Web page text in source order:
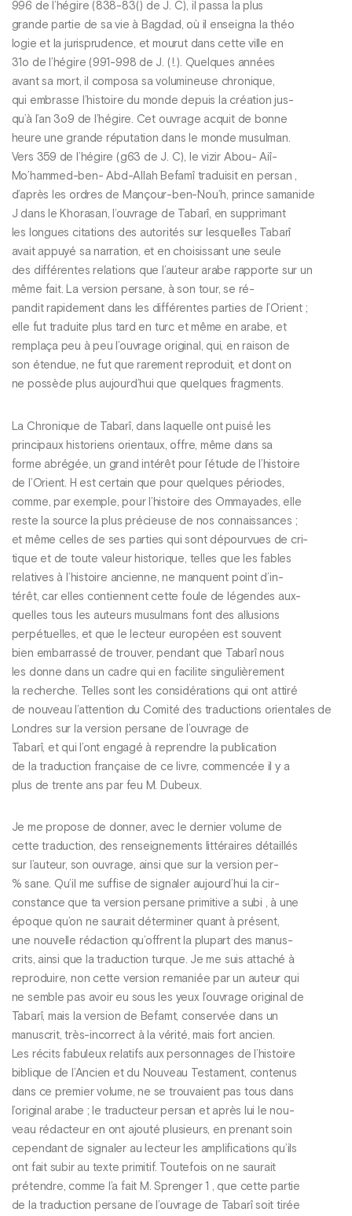
996 de l’hégire (838-83() de J. C), il passa la plus
grande partie de sa vie à Bagdad, où il enseigna la théo
logie et la jurisprudence, et mourut dans cette ville en
31o de l’hégire (991-998 de J. (!.). Quelques années
avant sa mort, il composa sa volumineuse chronique,
qui embrasse l’histoire du monde depuis la création jus-
qu’à l’an 3o9 de l’hégire. Cet ouvrage acquit de bonne
heure une grande réputation dans le monde musulman.
Vers 359 de l’hégire (g63 de J. C), le vizir Abou- Aiî-
Mo’hammed-ben- Abd-Allah Befamî traduisit en persan ,
d’après les ordres de Mançour-ben-Nou’h, prince samanide
J dans le Khorasan, l’ouvrage de Tabarî, en supprimant
les longues citations des autorités sur lesquelles Tabarî
avait appuyé sa narration, et en choisissant une seule
des différentes relations que l’auteur arabe rapporte sur un
même fait. La version persane, à son tour, se ré-
pandit rapidement dans les différentes parties de l’Orient ;
elle fut traduite plus tard en turc et même en arabe, et
remplaça peu à peu l’ouvrage original, qui, en raison de
son étendue, ne fut que rarement reproduit, et dont on
ne possède plus aujourd’hui que quelques fragments.
La Chronique de Tabarî, dans laquelle ont puisé les
principaux historiens orientaux, offre, même dans sa
forme abrégée, un grand intérêt pour l’étude de l’histoire
de l’Orient. H est certain que pour quelques périodes,
comme, par exemple, pour l’histoire des Ommayades, elle
reste la source la plus précieuse de nos connaissances ;
et même celles de ses parties qui sont dépourvues de cri-
tique et de toute valeur historique, telles que les fables
relatives à l’histoire ancienne, ne manquent point d’in-
térêt, car elles contiennent cette foule de légendes aux-
quelles tous les auteurs musulmans font des allusions
perpétuelles, et que le lecteur européen est souvent
bien embarrassé de trouver, pendant que Tabarî nous
les donne dans un cadre qui en facilite singulièrement
la recherche. Telles sont les considérations qui ont attiré
de nouveau l’attention du Comité des traductions orientales de
Londres sur la version persane de l’ouvrage de
Tabarî, et qui l’ont engagé à reprendre la publication
de la traduction française de ce livre, commencée il y a
plus de trente ans par feu M. Dubeux.
Je me propose de donner, avec le dernier volume de
cette traduction, des renseignements littéraires détaillés
sur l’auteur, son ouvrage, ainsi que sur la version per-
% sane. Qu’il me suffise de signaler aujourd’hui la cir-
constance que ta version persane primitive a subi , à une
époque qu’on ne saurait déterminer quant à présent,
une nouvelle rédaction qu’offrent la plupart des manus-
crits, ainsi que la traduction turque. Je me suis attaché à
reproduire, non cette version remaniée par un auteur qui
ne semble pas avoir eu sous les yeux l’ouvrage original de
Tabarî, mais la version de Befamt, conservée dans un
manuscrit, très-incorrect à la vérité, mais fort ancien.
Les récits fabuleux relatifs aux personnages de l’histoire
biblique de l’Ancien et du Nouveau Testament, contenus
dans ce premier volume, ne se trouvaient pas tous dans
l’original arabe ; le traducteur persan et après lui le nou-
veau rédacteur en ont ajouté plusieurs, en prenant soin
cependant de signaler au lecteur les amplifications qu’ils
ont fait subir au texte primitif. Toutefois on ne saurait
prétendre, comme l’a fait M. Sprenger 1 , que cette partie
de la traduction persane de l’ouvrage de Tabarî soit tirée